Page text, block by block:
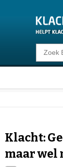
Voor
Klacht:
maar wel